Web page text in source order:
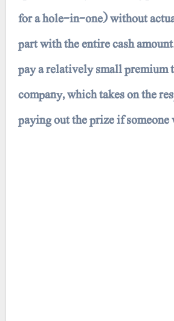
for a hole-in-one) without
part with the entire cash
pay a relatively small premium
company, which takes on the
paying out the prize if someone